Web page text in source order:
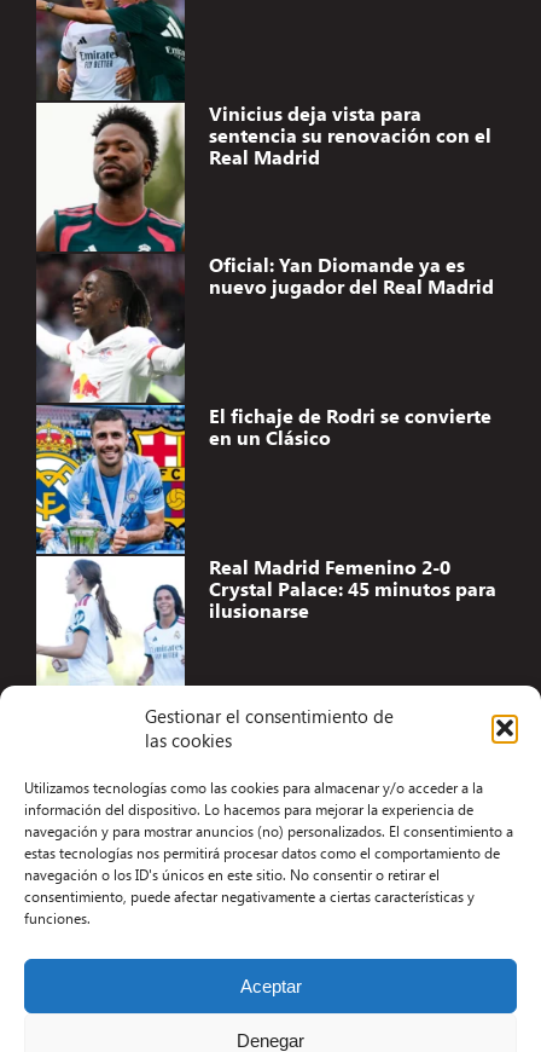
Gestionar el consentimiento de
las cookies
Utilizamos tecnologías como las cookies para almacenar y/o acceder a la
información del dispositivo. Lo hacemos para mejorar la experiencia de
navegación y para mostrar anuncios (no) personalizados. El consentimiento a
estas tecnologías nos permitirá procesar datos como el comportamiento de
navegación o los ID's únicos en este sitio. No consentir o retirar el
consentimiento, puede afectar negativamente a ciertas características y
funciones.
Aceptar
Denegar
Vinicius deja vista para
sentencia su renovación con el
Real Madrid
Oficial: Yan Diomande ya es
nuevo jugador del Real Madrid
El fichaje de Rodri se convierte
en un Clásico
Real Madrid Femenino 2-0
Crystal Palace: 45 minutos para
ilusionarse
Aviso Legal
Términos y condiciones
Política de privacidad
Contacto
Desarrollo Web por Kiwop